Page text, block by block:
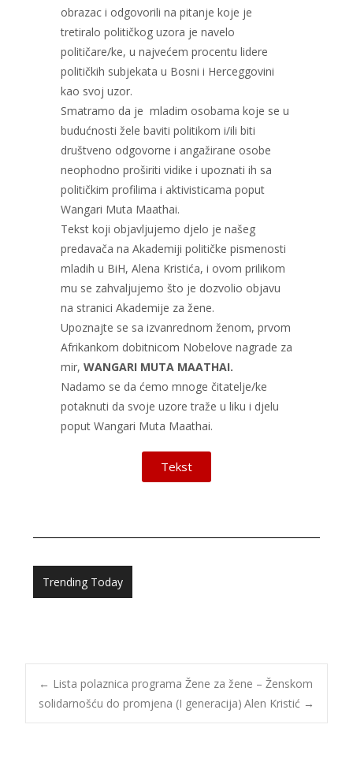
obrazac i odgovorili na pitanje koje je
tretiralo političkog uzora je navelo
političare/ke, u najvećem procentu lidere
političkih subjekata u Bosni i Herceggovini
kao svoj uzor.
Smatramo da je mladim osobama koje se u
budućnosti žele baviti politikom i/ili biti
društveno odgovorne i angažirane osobe
neophodno proširiti vidike i upoznati ih sa
političkim profilima i aktivisticama poput
Wangari Muta Maathai.
Tekst koji objavljujemo djelo je našeg
predavača na Akademiji političke pismenosti
mladih u BiH, Alena Kristića, i ovom prilikom
mu se zahvaljujemo što je dozvolio objavu
na stranici Akademije za žene.
Upoznajte se sa izvanrednom ženom, prvom
Afrikankom dobitnicom Nobelove nagrade za
mir, WANGARI MUTA MAATHAI.
Nadamo se da ćemo mnoge čitatelje/ke
potaknuti da svoje uzore traže u liku i djelu
poput Wangari Muta Maathai.
Tekst
Trending Today
← Lista polaznica programa Žene za žene – Ženskom
solidarnošću do promjena (I generacija) Alen Kristić​ →